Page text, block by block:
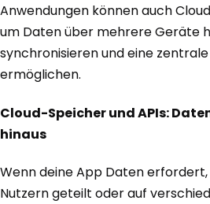
Anwendungen können auch
um Daten über mehrere Geräte
synchronisieren und eine
ermöglichen.
Cloud-Speicher und APIs:
hinaus
Wenn deine App Daten
Nutzern geteilt oder auf